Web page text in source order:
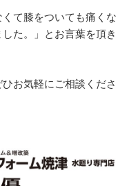
て膝をついても痛くな
た。」とお言葉を頂き
お気軽にご相談くださ